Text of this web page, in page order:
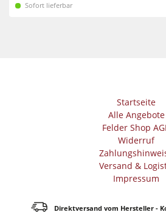
Sofort lieferbar
Startseite
Alle Angebote
Felder Shop
Widerruf
Versand &
Impressum
Direktversand vom Hersteller -